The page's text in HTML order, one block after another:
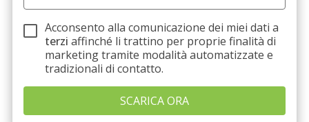
Acconsento alla comunicazione dei miei dati a
terzi affinché li trattino per proprie finalità di
marketing tramite modalità automatizzate e
tradizionali di contatto.